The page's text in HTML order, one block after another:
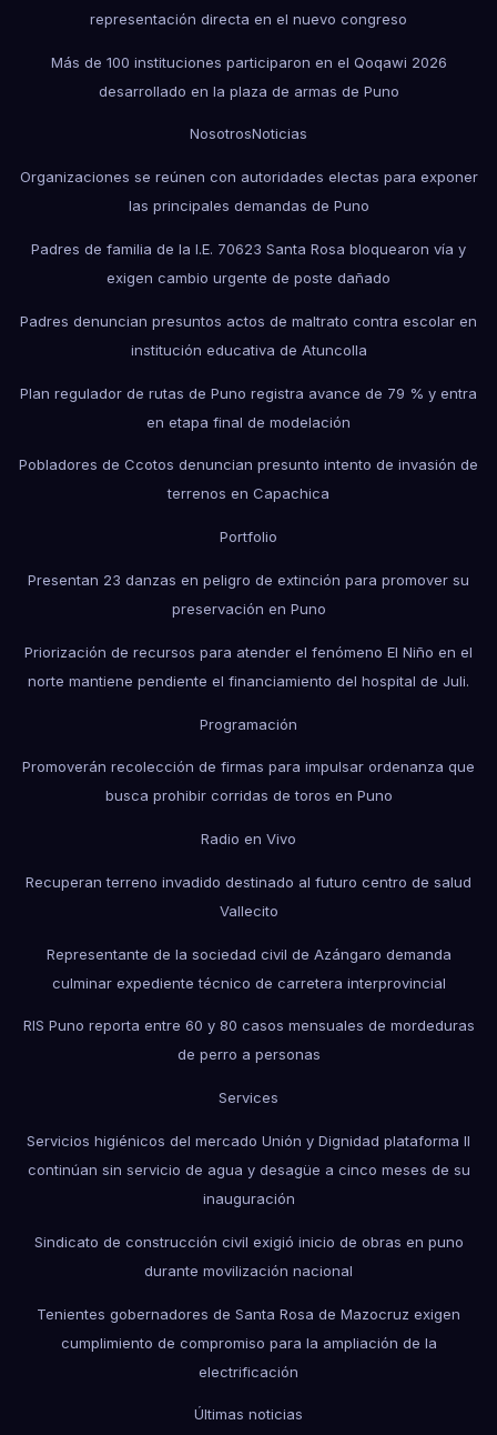
representación directa en el nuevo congreso
Más de 100 instituciones participaron en el Qoqawi 2026
desarrollado en la plaza de armas de Puno
NosotrosNoticias
Organizaciones se reúnen con autoridades electas para exponer
las principales demandas de Puno
Padres de familia de la I.E. 70623 Santa Rosa bloquearon vía y
exigen cambio urgente de poste dañado
Padres denuncian presuntos actos de maltrato contra escolar en
institución educativa de Atuncolla
Plan regulador de rutas de Puno registra avance de 79 % y entra
en etapa final de modelación
Pobladores de Ccotos denuncian presunto intento de invasión de
terrenos en Capachica
Portfolio
Presentan 23 danzas en peligro de extinción para promover su
preservación en Puno
Priorización de recursos para atender el fenómeno El Niño en el
norte mantiene pendiente el financiamiento del hospital de Juli.
Programación
Promoverán recolección de firmas para impulsar ordenanza que
busca prohibir corridas de toros en Puno
Radio en Vivo
Recuperan terreno invadido destinado al futuro centro de salud
Vallecito
Representante de la sociedad civil de Azángaro demanda
culminar expediente técnico de carretera interprovincial
RIS Puno reporta entre 60 y 80 casos mensuales de mordeduras
de perro a personas
Services
Servicios higiénicos del mercado Unión y Dignidad plataforma II
continúan sin servicio de agua y desagüe a cinco meses de su
inauguración
Sindicato de construcción civil exigió inicio de obras en puno
durante movilización nacional
Tenientes gobernadores de Santa Rosa de Mazocruz exigen
cumplimiento de compromiso para la ampliación de la
electrificación
Últimas noticias